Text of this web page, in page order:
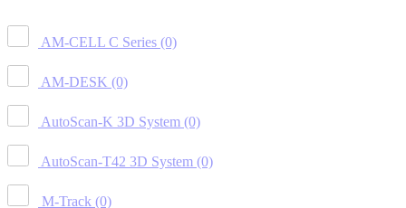
AM-CELL C Series (0)
AM-DESK (0)
AutoScan-K 3D System (0)
AutoScan-T42 3D System (0)
M-Track (0)